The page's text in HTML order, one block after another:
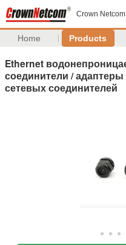
Crown
Home Products
Ethernet
соединители /
сетевых соединителей